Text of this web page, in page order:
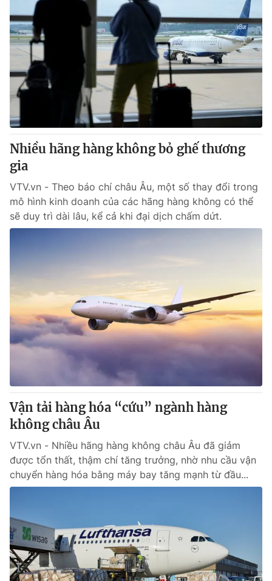
Nhiều hãng hàng không bỏ ghế thương
gia
VTV.vn - Theo báo chí châu Âu, một số thay đổi trong
mô hình kinh doanh của các hãng hàng không có thể
sẽ duy trì dài lâu, kể cả khi đại dịch chấm dứt.
Vận tải hàng hóa “cứu” ngành hàng
không châu Âu
VTV.vn - Nhiều hãng hàng không châu Âu đã giảm
được tổn thất, thậm chí tăng trưởng, nhờ nhu cầu vận
chuyển hàng hóa bằng máy bay tăng mạnh từ đầu...